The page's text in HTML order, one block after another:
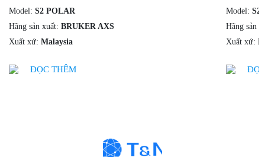
Model: S2 POLAR
Hãng sản xuất: BRUKER AXS
Xuất xứ: Malaysia
ĐỌC THÊM
Model: S2
Hãng sản
Xuất xứ: